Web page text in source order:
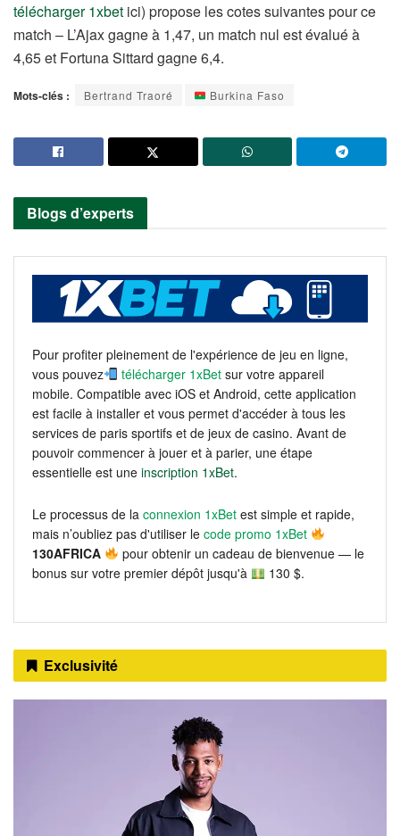
télécharger 1xbet ici) propose les cotes suivantes pour ce
match – L’Ajax gagne à 1,47, un match nul est évalué à
4,65 et Fortuna Sittard gagne 6,4.
Mots-clés : Bertrand Traoré Burkina Faso
Blogs d’experts
Pour profiter pleinement de l'expérience de jeu en ligne,
vous pouvez
télécharger 1xBet sur votre appareil
mobile. Compatible avec iOS et Android, cette application
est facile à installer et vous permet d'accéder à tous les
services de paris sportifs et de jeux de casino. Avant de
pouvoir commencer à jouer et à parier, une étape
essentielle est une inscription 1xBet.
Le processus de la connexion 1xBet est simple et rapide,
mais n’oubliez pas d'utiliser le code promo 1xBet
130AFRICA
pour obtenir un cadeau de bienvenue — le
bonus sur votre premier dépôt jusqu'à
130 $.
Exclusivité